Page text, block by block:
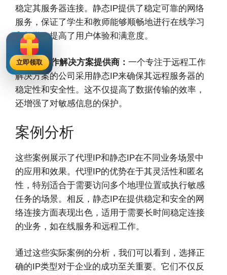
稳定其服务器连接。静态IP提供了稳定可靠的网络
服务，保证了学生和教师能够顺畅地进行在线学习
和教学，提高了用户体验和满意度。
2. 远程工作解决方案提供商： 一个专注于远程工作
解决方案的公司采用静态IP来确保其远程服务器的
稳定性和安全性。这不仅提高了数据传输的效率，
还增强了对敏感信息的保护。
案例分析
这些案例展示了代理IP和静态IP在不同业务场景中
的应用和效果。代理IP的优势在于其灵活性和匿名
性，特别适合于需要访问多个地理位置或执行敏感
任务的场景。相反，静态IP在提供稳定和安全的网
络连接方面表现出色，适用于需要长时间稳定连接
的业务，如在线服务和远程工作。
通过这些实际案例的分析，我们可以看到，选择正
确的IP类型对于企业的成功至关重要。它们不仅反
立即领取